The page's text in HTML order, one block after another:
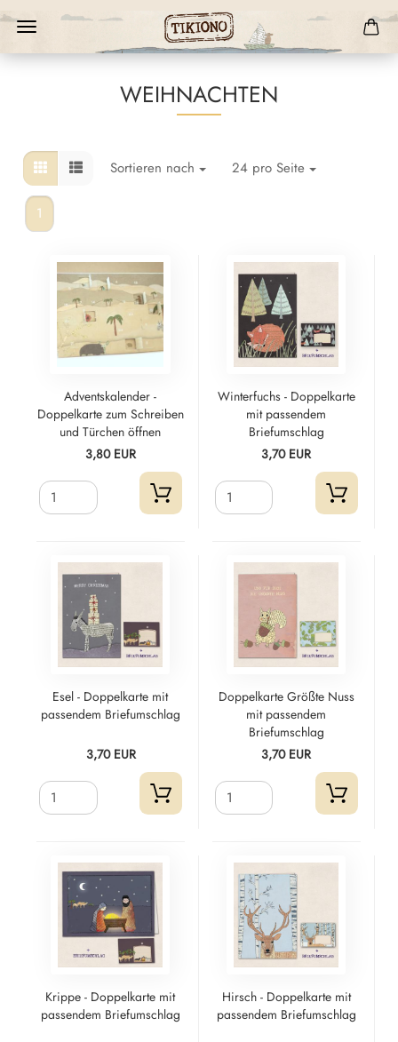
WEIHNACHTEN
Sortieren nach 24 pro Seite
1
Adventskalender -
Doppelkarte zum Schreiben
und Türchen öffnen
3,80 EUR
Winterfuchs - Doppelkarte
mit passendem
Briefumschlag
3,70 EUR
Esel - Doppelkarte mit
passendem Briefumschlag
3,70 EUR
Doppelkarte Größte Nuss
mit passendem
Briefumschlag
3,70 EUR
Krippe - Doppelkarte mit
passendem Briefumschlag
Hirsch - Doppelkarte mit
passendem Briefumschlag